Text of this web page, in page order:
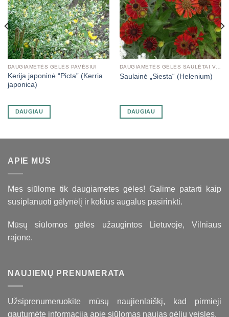
DAUGIAMETĖS GĖLĖS PAVĖSIUI
Kerija japoninė “Picta” (Kerria
japonica)
DAUGIAU
DAUGIAMETĖS GĖLĖS SAULĖTAI VIETAI
Saulainė „Siesta“ (Helenium)
DAUGIAU
APIE MUS
Mes siūlome tik daugiametes gėles! Galime patarti kaip
susiplanuoti gėlynėlį ir kokius augalus pasirinkti.
Mūsų siūlomos gėlės užaugintos Lietuvoje, Vilniaus
rajone.
NAUJIENŲ PRENUMERATA
Užsiprenumeruokite mūsų naujienlaiškį, kad pirmieji
gautumėte informaciją apie siūlomas naujas gėlių veisles.